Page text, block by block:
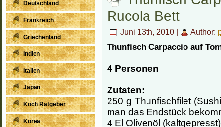
Deutschland
Frankreich
Griechenland
Indien
Italien
Japan
Koch Ratgeber
Korea
Rucola Bett
Juni 13th, 2010 | Author:
Thunfisch Carpaccio auf
4 Personen
Zutaten:
250 g Thunfischfilet
man das Endstück
4 El Olivenöl (kaltgepresst)